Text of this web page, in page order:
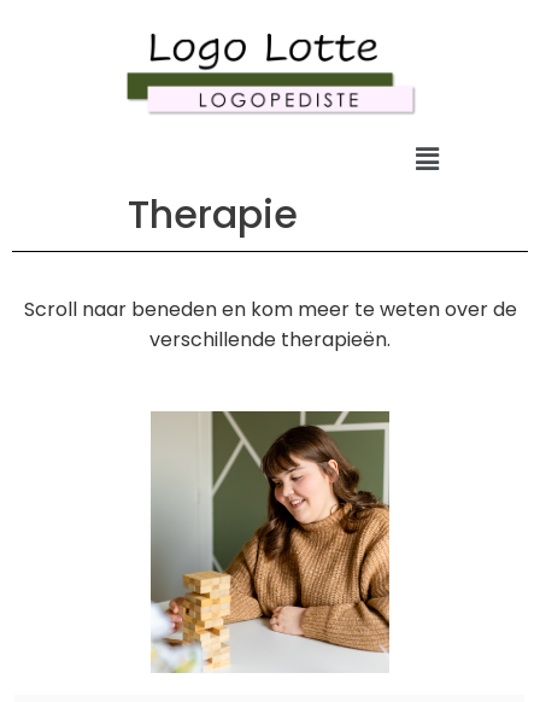
Therapie
Scroll naar beneden en kom meer te weten over de
verschillende therapieën.